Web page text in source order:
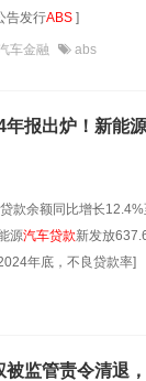
告发行ABS ]
车金融 abs
年报出炉！新能源
款余额同比增长
源汽车贷款新发放
年底，不良贷款率]
被监管责令清退